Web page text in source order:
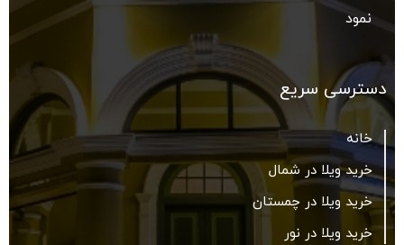
نمود
دسترسی سریع
خانه
خرید ویلا در شمال
خرید ویلا در چمستان
خرید ویلا در نور